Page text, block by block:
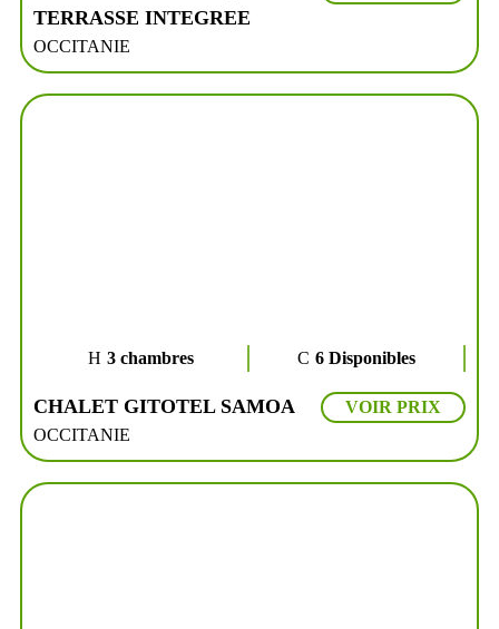
TERRASSE INTEGREE
OCCITANIE
3 chambres 6 Disponibles
CHALET GITOTEL SAMOA
OCCITANIE
VOIR PRIX